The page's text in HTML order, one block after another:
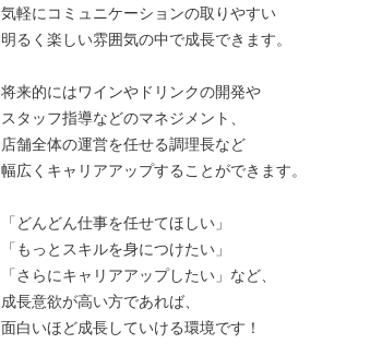
気軽にコミュニケーションの取りやすい
明るく楽しい雰囲気の中で成長できます。
将来的にはワインやドリンクの開発や
スタッフ指導などのマネジメント、
店舗全体の運営を任せる調理長など
幅広くキャリアアップすることができます。
「どんどん仕事を任せてほしい」
「もっとスキルを身につけたい」
「さらにキャリアアップしたい」など、
成長意欲が高い方であれば、
面白いほど成長していける環境です！